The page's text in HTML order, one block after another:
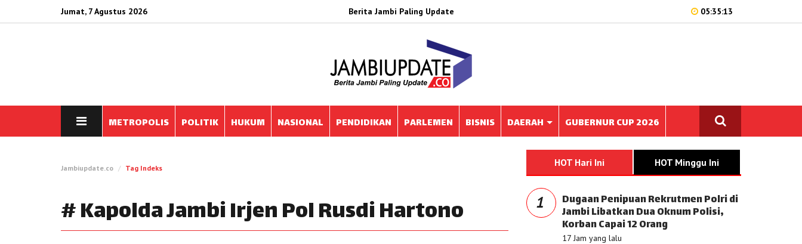
Jumat, 7 Agustus 2026 Berita Jambi Paling Update 05:35:13
METROPOLIS POLITIK HUKUM NASIONAL PENDIDIKAN PARLEMEN BISNIS DAERAH GUBERNUR CUP 2026
Jambiupdate.co Tag Indeks
# Kapolda Jambi Irjen Pol Rusdi Hartono
HOT Hari Ini HOT Minggu Ini
1 Dugaan Penipuan Rekrutmen Polri di
Jambi Libatkan Dua Oknum Polisi,
Korban Capai 12 Orang
17 Jam yang lalu